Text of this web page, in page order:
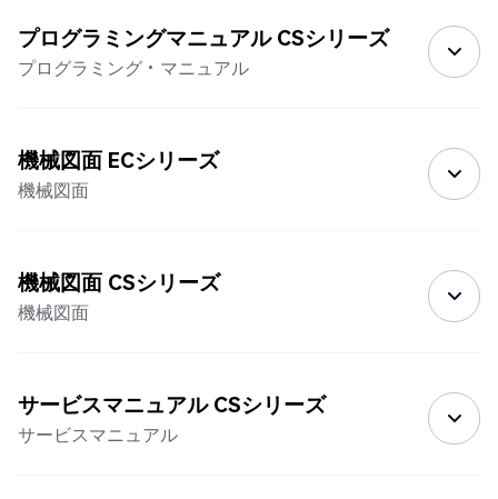
プログラミングマニュアル CSシリーズ
プログラミング・マニュアル
機械図面 ECシリーズ
機械図面
機械図面 CSシリーズ
機械図面
サービスマニュアル CSシリーズ
サービスマニュアル